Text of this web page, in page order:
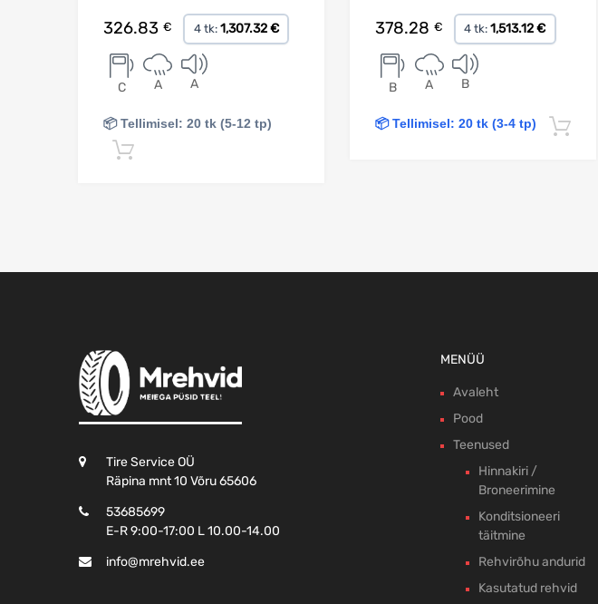
326.83 € 4 tk: 1,307.32 €
C A A
📦 Tellimisel: 20 tk (5-12 tp)
378.28 € 4 tk:1,513.12 €
B A B
📦 Tellimisel: 20 tk (3-4 tp)
Tire Service OÜ
Räpina mnt 10 Võru 65606
53685699
E-R 9:00-17:00 L 10.00-14.00
info@mrehvid.ee
MENÜÜ
Avaleht
Pood
Teenused
Hinnakiri /
Broneerimine
Konditsioneeri
täitmine
Rehvirõhu andurid
Kasutatud rehvid